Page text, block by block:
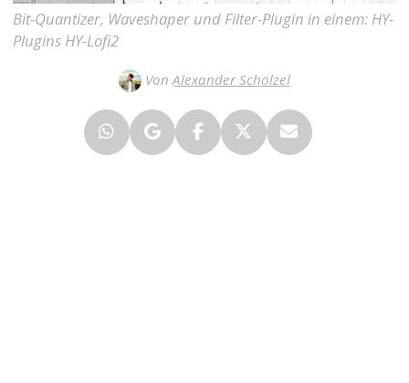
Bit-Quantizer, Waveshaper und Filter-Plugin in einem: HY-
Plugins HY-Lofi2
VonAlexander Schölzel